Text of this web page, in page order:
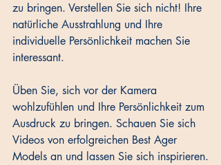
zu bringen. Verstellen Sie sich nicht! Ihre
natürliche Ausstrahlung und Ihre
individuelle Persönlichkeit machen Sie
interessant.
Üben Sie, sich vor der Kamera
wohlzufühlen und Ihre Persönlichkeit zum
Ausdruck zu bringen. Schauen Sie sich
Videos von erfolgreichen Best Ager
Models an und lassen Sie sich inspirieren.